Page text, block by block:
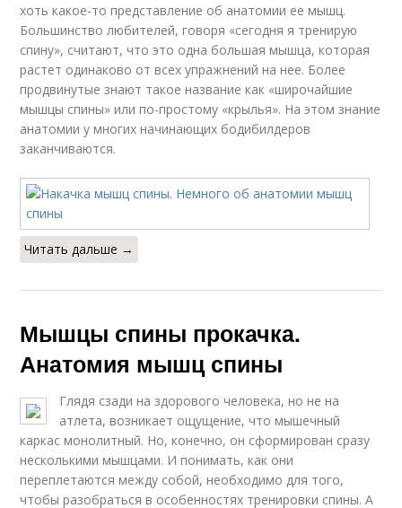
хоть какое-то представление об анатомии ее мышц.
Большинство любителей, говоря «сегодня я тренирую
спину», считают, что это одна большая мышца, которая
растет одинаково от всех упражнений на нее. Более
продвинутые знают такое название как «широчайшие
мышцы спины» или по-простому «крылья». На этом знание
анатомии у многих начинающих бодибилдеров
заканчиваются.
Читать дальше →
Мышцы спины прокачка.
Анатомия мышц спины
Глядя сзади на здорового человека, но не на
атлета, возникает ощущение, что мышечный
каркас монолитный. Но, конечно, он сформирован сразу
несколькими мышцами. И понимать, как они
переплетаются между собой, необходимо для того,
чтобы разобраться в особенностях тренировки спины. А